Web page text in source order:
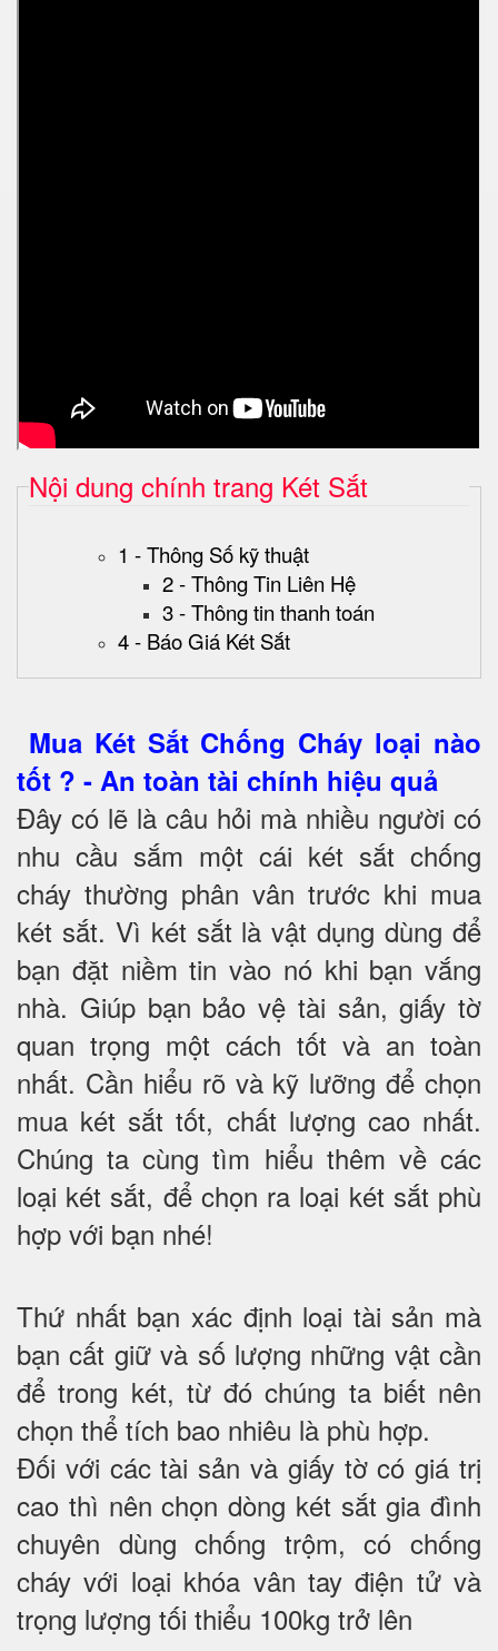
Nội dung chính trang Két Sắt
1 - Thông Số kỹ thuật
2 - Thông Tin Liên Hệ
3 - Thông tin thanh toán
4 - Báo Giá Két Sắt
Mua Két Sắt Chống Cháy loại nào
tốt ? - An toàn tài chính hiệu quả
Đây có lẽ là câu hỏi mà nhiều người có
nhu cầu sắm một cái két sắt chống
cháy thường phân vân trước khi mua
két sắt. Vì két sắt là vật dụng dùng để
bạn đặt niềm tin vào nó khi bạn vắng
nhà. Giúp bạn bảo vệ tài sản, giấy tờ
quan trọng một cách tốt và an toàn
nhất. Cần hiểu rõ và kỹ lưỡng để chọn
mua két sắt tốt, chất lượng cao nhất.
Chúng ta cùng tìm hiểu thêm về các
loại két sắt, để chọn ra loại két sắt phù
hợp với bạn nhé!
Thứ nhất bạn xác định loại tài sản mà
bạn cất giữ và số lượng những vật cần
để trong két, từ đó chúng ta biết nên
chọn thể tích bao nhiêu là phù hợp.
Đối với các tài sản và giấy tờ có giá trị
cao thì nên chọn dòng két sắt gia đình
chuyên dùng chống trộm, có chống
cháy với loại khóa vân tay điện tử và
trọng lượng tối thiểu 100kg trở lên